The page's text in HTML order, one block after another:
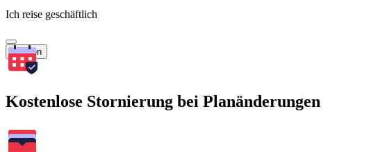
Ich reise geschäftlich
Suchen
Kostenlose Stornierung bei Planänderungen